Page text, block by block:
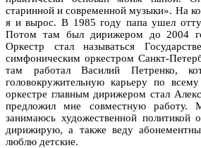
старинной и современной музыки». На
я и вырос. В 1985 году папа ушел
Потом там был дирижером до 2004
Оркестр стал называться
симфоническим оркестром Санкт-
там работал Василий Петренко,
головокружительную карьеру по
оркестре главным дирижером стал
предложил мне совместную работу.
занимаюсь художественной политикой
дирижирую, а также веду
люблю детские.